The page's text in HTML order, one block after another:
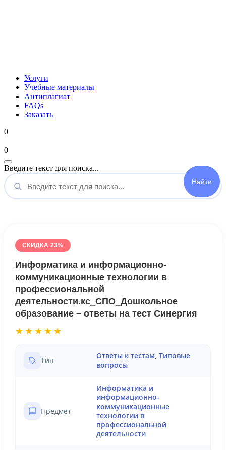
Услуги
Учебные материалы
Антиплагиат
FAQs
Заказать
0
0
Введите текст для поиска...
СКИДКА 23%
Информатика и информационно-
коммуникационные технологии в
профессиональной
деятельности.кс_СПО_Дошкольное
образование – ответы на тест Синергия
★★★★★
Тип Ответы к тестам, Типовые
вопросы
Предмет
Информатика и
информационно-
коммуникационные
технологии в
профессиональной
деятельности